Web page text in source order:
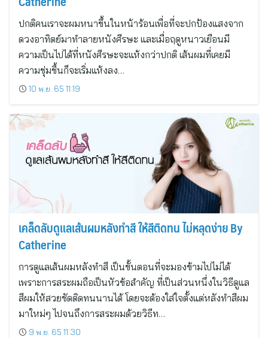
ปกติคนเราจะผมหนาขึ้นในหน้าร้อนเพื่อที่จะปกป้องแสงจาก
ดวงอาทิตย์มาทำลายหนังศีรษะ และเมื่อฤดูหนาวเยือนมี
ความเป็นไปได้ที่หนังศีรษะจะแห้งกว่าปกติ เส้นผมที่เคยมี
ความชุ่มชื้นก็จะเริ่มแห้งลง…
10 พ.ย. 65 11:19
เคล็ดลับดูแลเส้นผมหลังทำสี ให้สีติดทน ไม่หลุดง่าย By
Catherine
การดูแลเส้นผมหลังทำสี เป็นขั้นตอนที่จะมองข้ามไปไม่ได้
เพราะการสระผมถือเป็นหัวข้อสำคัญ ที่เป็นส่วนหนึ่งในวิธีดูแล
สีผมให้สวยชัดติดทนนานได้ โดยจะต้องใส่ใจตั้งแต่หลังทำสีผม
มาใหม่ๆ ไปจนถึงการสระผมด้วยวิธีท…
9 พ.ย. 65 11:30